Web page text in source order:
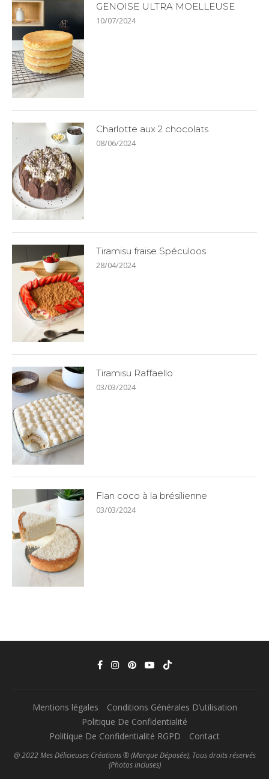
GENOISE ULTRA MOELLEUSE
10/07/2024
Charlotte aux 2 chocolats
08/06/2024
Tiramisu fraise Spéculoos
28/04/2024
Tiramisu Raffaello
03/03/2024
Flan coco à la brésilienne
03/03/2024
Mentions légales
Conditions Générales D’utilisation
Politique De Confidentialité
Politique De Confidentialité RGPD
Contact
@ 2022 Mes Délicieuses Créations ® (Marque Déposée), Tous droits réservés
(Photos incluses)